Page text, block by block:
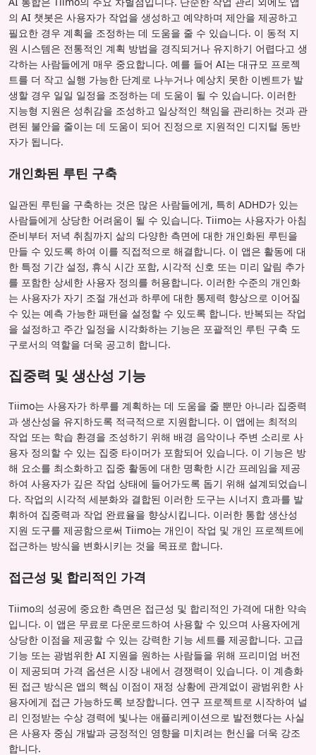
의 AI 챗봇은 사용자가 작업을 생성하고 예약하며 제안을 제공하고
필요한 경우 계획을 조정하는 데 도움을 줄 수 있습니다. 이 동적 지
원 시스템은 전통적인 계획 방법을 경직되거나 유지하기 어렵다고 생
각하는 사람들에게 매우 중요합니다. 예를 들어 AI는 대규모 프로젝
트를 더 작고 실행 가능한 단계로 나누거나 예상치 못한 이벤트가 발
생할 경우 일일 일정을 조정하는 데 도움이 될 수 있습니다. 이러한
지능형 지원은 성취감을 조성하고 일상적인 책임을 관리하는 것과 관
련된 불안을 줄이는 데 도움이 되어 진정으로 지원적인 디지털 동반
자가 됩니다.
개인화된 루틴 구축
일관된 루틴을 구축하는 것은 많은 사람들에게, 특히 ADHD가 있는
사람들에게 상당한 어려움이 될 수 있습니다. Tiimo는 사용자가 아침
준비부터 저녁 취침까지 삶의 다양한 측면에 대한 개인화된 루틴을
만들 수 있도록 하여 이를 직접적으로 해결합니다. 이 앱은 활동에 대
한 특정 기간 설정, 휴식 시간 포함, 시각적 신호 또는 미리 알림 추가
를 포함한 상세한 사용자 정의를 허용합니다. 이러한 수준의 개인화
는 사용자가 자기 조절 개선과 하루에 대한 통제력 향상으로 이어질
수 있는 예측 가능한 패턴을 설정할 수 있도록 합니다. 반복되는 작업
을 설정하고 주간 일정을 시각화하는 기능은 포괄적인 루틴 구축 도
구로서의 역할을 더욱 공고히 합니다.
집중력 및 생산성 기능
Tiimo는 사용자가 하루를 계획하는 데 도움을 줄 뿐만 아니라 집중력
과 생산성을 유지하도록 적극적으로 지원합니다. 이 앱에는 최적의
작업 또는 학습 환경을 조성하기 위해 배경 음악이나 주변 소리로 사
용자 정의할 수 있는 집중 타이머가 포함되어 있습니다. 이 기능은 방
해 요소를 최소화하고 집중 활동에 대한 명확한 시간 프레임을 제공
하여 사용자가 깊은 작업 상태에 들어가도록 돕기 위해 설계되었습니
다. 작업의 시각적 세분화와 결합된 이러한 도구는 시너지 효과를 발
휘하여 집중력과 작업 완료율을 향상시킵니다. 이러한 통합 생산성
지원 도구를 제공함으로써 Tiimo는 개인이 작업 및 개인 프로젝트에
접근하는 방식을 변화시키는 것을 목표로 합니다.
접근성 및 합리적인 가격
Tiimo의 성공에 중요한 측면은 접근성 및 합리적인 가격에 대한 약속
입니다. 이 앱은 무료로 다운로드하여 사용할 수 있으며 사용자에게
상당한 이점을 제공할 수 있는 강력한 기능 세트를 제공합니다. 고급
기능 또는 광범위한 AI 지원을 원하는 사람들을 위해 프리미엄 버전
이 제공되며 가격 옵션은 시장 내에서 경쟁력이 있습니다. 이 계층화
된 접근 방식은 앱의 핵심 이점이 재정 상황에 관계없이 광범위한 사
용자에게 접근 가능하도록 보장합니다. 연구 프로젝트로 시작하여 널
리 인정받는 수상 경력에 빛나는 애플리케이션으로 발전했다는 사실
은 사용자 중심 개발과 긍정적인 영향을 미치려는 헌신을 더욱 강조
합니다.